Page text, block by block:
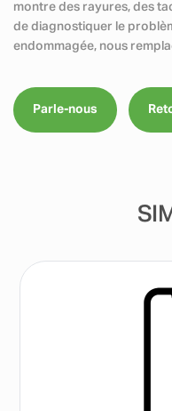
montre des rayures, des
de diagnostiquer le
endommagée, nous
Parle-nous